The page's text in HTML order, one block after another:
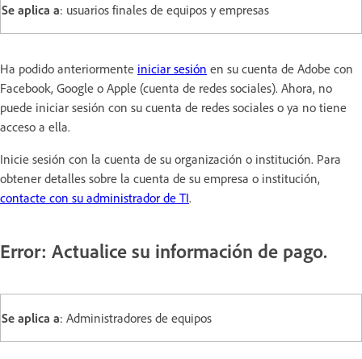
Se aplica a: usuarios finales de equipos y empresas
Ha podido anteriormente iniciar sesión en su cuenta de Adobe con
Facebook, Google o Apple (cuenta de redes sociales). Ahora, no
puede iniciar sesión con su cuenta de redes sociales o ya no tiene
acceso a ella.
Inicie sesión con la cuenta de su organización o institución. Para
obtener detalles sobre la cuenta de su empresa o institución,
contacte con su administrador de TI.
Error: Actualice su información de pago.
Se aplica a: Administradores de equipos